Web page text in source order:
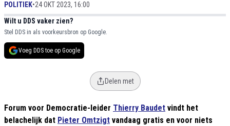
POLITIEK•24 OKT 2023, 16:00
Wilt u DDS vaker zien?
Stel DDS in als voorkeursbron op Google.
Voeg DDS toe op Google
Delen met
Forum voor Democratie-leider Thierry Baudet vindt het
belachelijk dat Pieter Omtzigt vandaag gratis en voor niets